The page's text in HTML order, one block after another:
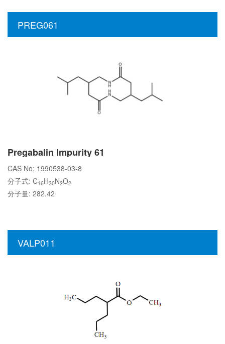
PREG061
Pregabalin Impurity 61
CAS No: 1990538-03-8
分子式: C16H30N2O2
分子量: 282.42
VALP011